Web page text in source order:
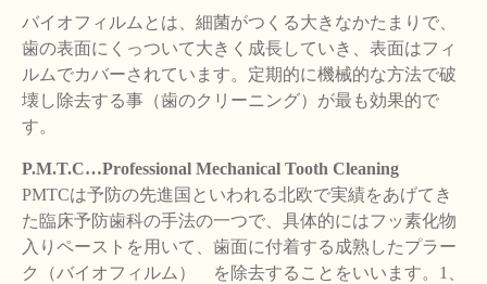
バイオフィルムとは、細菌がつくる大きなかたまりで、
歯の表面にくっついて大きく成長していき、表面はフィ
ルムでカバーされています。定期的に機械的な方法で破
壊し除去する事（歯のクリーニング）が最も効果的で
す。
P.M.T.C…Professional Mechanical Tooth Cleaning
PMTCは予防の先進国といわれる北欧で実績をあげてき
た臨床予防歯科の手法の一つで、具体的にはフッ素化物
入りペーストを用いて、歯面に付着する成熟したプラー
ク（バイオフィルム） を除去することをいいます。1、